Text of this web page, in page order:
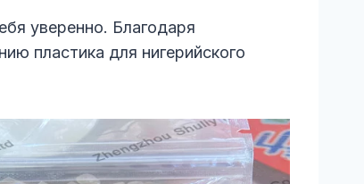
уверенно. Благодаря
пластика для нигерийского